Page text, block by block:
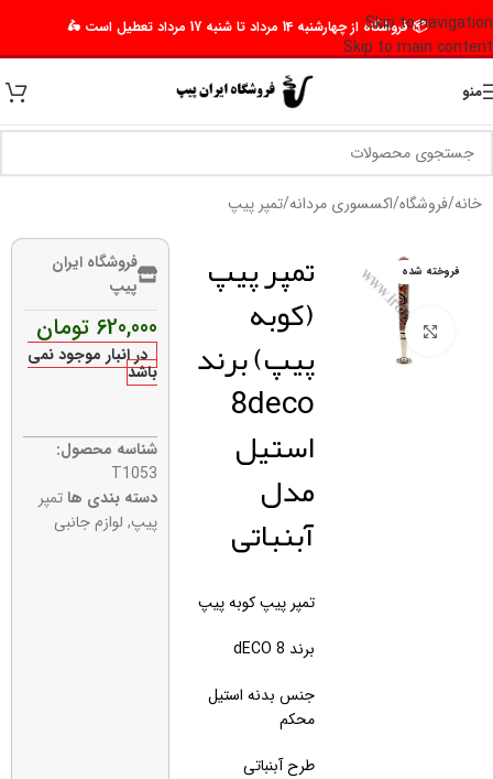
Skip to navigation
Skip to main content
📦 فروشگاه از چهارشنبه 14 مرداد تا شنبه 17 مرداد تعطیل است 🛵
منو
خانه/فروشگاه/اکسسوری مردانه/تمپر پیپ
فروخته شده
برای بزرگنمایی کلیک کنید
تمپر پیپ
(کوبه
پیپ) برند
8deco
استیل
مدل
آبنباتی
تمپر پیپ کوبه پیپ
برند 8 dECO
جنس بدنه استیل
محکم
طرح آبنباتی
فروشگاه ایران
پیپ
620,000 تومان
در انبار موجود نمی
باشد
شناسه محصول:
T1053
دسته بندی ها تمپر
پیپ, لوازم جانبی